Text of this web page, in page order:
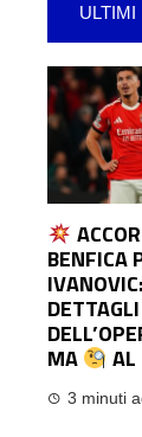
ULTIMI
BENFICA
DETTAGLI
MA
3 minuti